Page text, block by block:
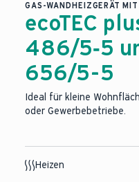
GAS-WANDHEIZGERÄT
ecoTEC
486/5‑5
656/5-5
Ideal für kleine
oder Gewerbebetriebe.
Heizen